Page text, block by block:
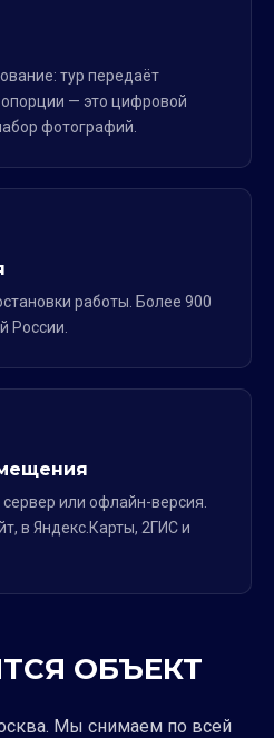
тур передаёт
— это цифровой
фотографий.
работы. Более 900
России.
или офлайн-версия.
в Яндекс.Карты, 2ГИС и
ОБЪЕКТ
Мы снимаем по всей